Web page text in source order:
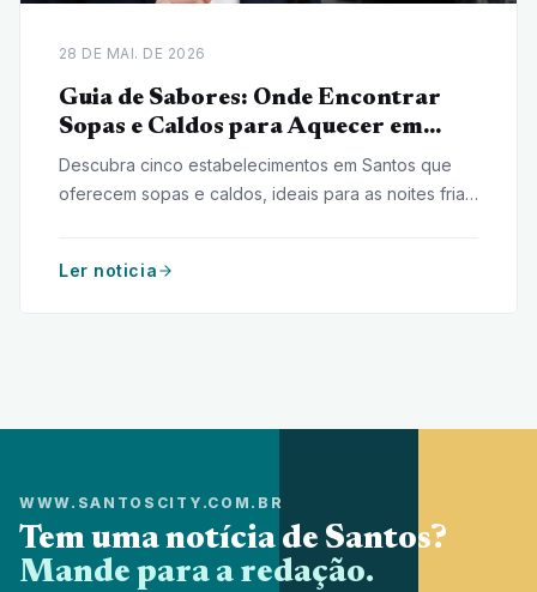
28 DE MAI. DE 2026
Guia de Sabores: Onde Encontrar
Sopas e Caldos para Aquecer em
Santos
Descubra cinco estabelecimentos em Santos que
oferecem sopas e caldos, ideais para as noites frias
Ler noticia
WWW.SANTOSCITY.COM.BR
Tem uma notícia de Santos?
Mande para a redação.